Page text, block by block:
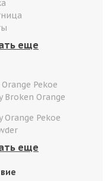
Pekoe
Broken Orange
Orange Pekoe